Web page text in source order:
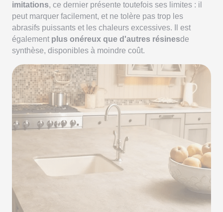
imitations, ce dernier présente toutefois ses limites : il
peut marquer facilement, et ne tolère pas trop les
abrasifs puissants et les chaleurs excessives. Il est
également plus onéreux que d'autres résinesde
synthèse, disponibles à moindre coût.